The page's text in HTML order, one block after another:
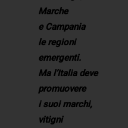
Marche
e Campania
le regioni
emergenti.
Ma l’Italia deve
promuovere
i suoi marchi,
vitigni